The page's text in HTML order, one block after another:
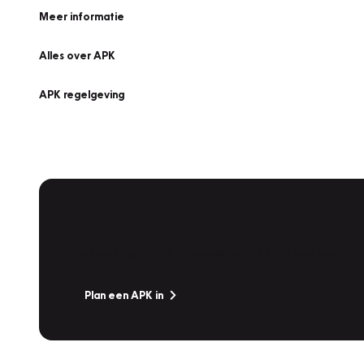
Meer informatie
Alles over APK
APK regelgeving
Plan een APK in